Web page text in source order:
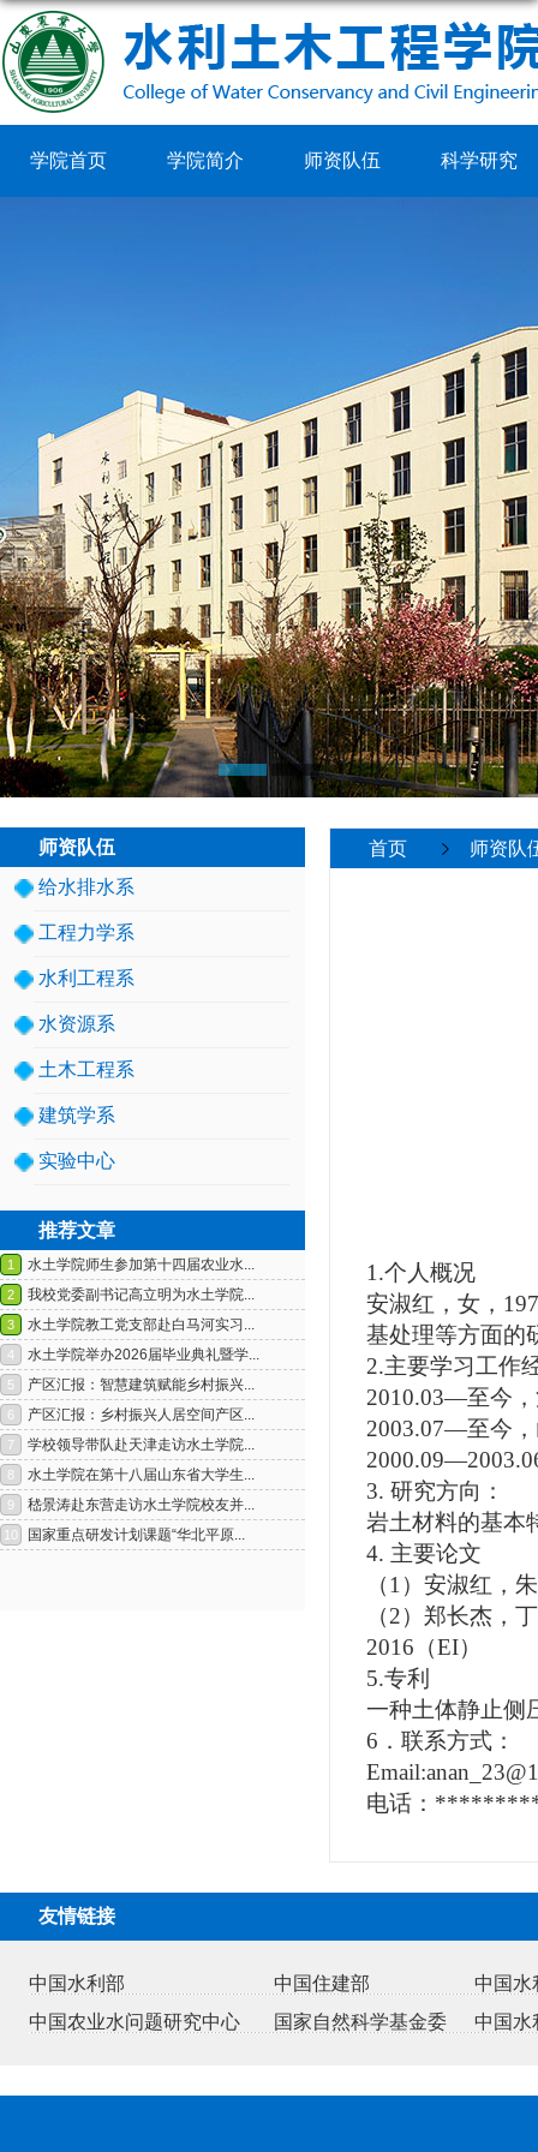
学院首页 学院简介 师资队伍 科学研究
1
师资队伍
给水排水系
工程力学系
水利工程系
水资源系
土木工程系
建筑学系
实验中心
推荐文章
首页 师资队
1.个人概况
安淑红，女，
基处理等方面的
2.主要学习工作
2010.03—至今
2003.07—至今
3. 研究方向：
岩土材料的基本
4. 主要论文
（1 ）安淑红，
（2）郑长杰，
2016 （EI）
5.专利
一种土体静止侧
6 ．联系方式：
电话：
友情链接
中国水利部 中国住建部
中国水
中国农业水问题研究中心
国家自然科学基金委 中国水